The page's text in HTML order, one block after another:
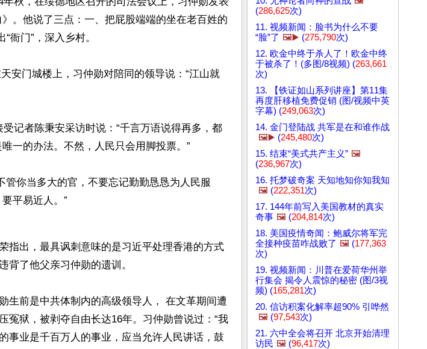
。他说了三点：一、把屁股端端的坐在老百姓的
衙门”，深入乡村。
安门城楼上，习仲勋对陪同的领导说：“江山就
记者陈秉安采访时说：“千言万语说得再多，都
一的办法。不然，人民只会用脚投票。”
管你当多大的官，不要忘记勤勤恳恳为人民服
平易近人。”
指出，最具讽刺意味的是习近平处理香港的方式
背了他父亲习仲勋的遗训。
生前是中共体制内的高级领导人， 在文革期间遭
冤狱，被剥夺自由长达16年。习仲勋曾说过：“我
事业是千百万人的事业，应当允许人民讲话，鼓
(286,625次)
11. 视频新闻：脸书为什么不要
“脸”了 🖼️▶️ (275,790次)
12. 欧金中终于杀人了！欧金中终
于被杀了！(多图/8视频) (263,661
次)
13. 【铁证如山系列讲座】第11集
再度肝移植免费促销 (图/视频中英
字幕) (249,063次)
14. 金门登陆战 共军是在和谁作战
🖼️▶️ (245,480次)
15. 结束“美式共产主义” 🖼️
(236,967次)
16. 托梦破奇案 天知地知你知我知
🖼️ (222,351次)
17. 144年前写入美国教材的真实
奇事 🖼️ (204,814次)
18. 美国疫情奇闻：鲍威尔将军完
全接种疫苗咋战败了 🖼️ (177,363
次)
19. 视频新闻：川普在爱荷华州举
行集会 揭令人震惊的秘密 (图/3视
频) (165,281次)
20. 信访积案化解率超90% 引哗然
🖼️ (97,543次)
21. 六中全会将召开 北京开始清理
访民 🖼️ (96,417次)